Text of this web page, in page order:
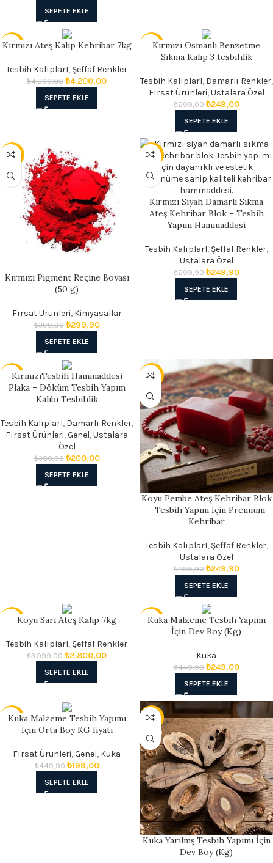
SEPETE EKLE
- 13%
Kırmızı Ateş Kalıp Kehribar 7kg
Tesbih KalıplarI, Şeffaf Renkler
₺4.800,00 ₺4.200,00
SEPETE EKLE
- 17%Kırmızı Osmanlı Benzetme
Sıkma Kalıp 3 tesbihlik
Tesbih KalıplarI, Damarlı Renkler,
Fırsat Ürünleri,Ustalara Özel
₺299,00 ₺249,00
SEPETE EKLE
- 25%
Kırmızı Pigment Reçine Boyası
(50 g)
Fırsat Ürünleri, Kimyasallar
₺399,90 ₺299,90
SEPETE EKLE
- 17%
Kırmızı Siyah Damarlı Sıkma
Ateş Kehribar Blok – Tesbih
Yapım Hammaddesi
Tesbih KalıplarI, Şeffaf Renkler,
Ustalara Özel
₺299,90 ₺249,90
SEPETE EKLE
- 50%
KırmızıTesbih Hammaddesi
Plaka – Döküm Tesbih Yapım
Kalıbı Tesbihlik
Tesbih KalıplarI, Damarlı Renkler,
Fırsat Ürünleri,Genel,Ustalara
Özel
₺399,90 ₺200,00
SEPETE EKLE
- 17%
Koyu Pembe Ateş Kehribar Blok
– Tesbih Yapım İçin Premium
Kehribar
Tesbih KalıplarI, Şeffaf Renkler,
Ustalara Özel
₺299,90 ₺249,90
SEPETE EKLE
- 30%Koyu Sarı Ateş Kalıp 7kg
Tesbih KalıplarI, Şeffaf Renkler
₺3.999,00 ₺2.800,00
SEPETE EKLE
- 45%
Kuka Malzeme Tesbih Yapımı
İçin Dev Boy (Kg)
Kuka
₺449,90 ₺249,00
SEPETE EKLE
- 56%
Kuka Malzeme Tesbih Yapımı
İçin Orta Boy KG fiyatı
Fırsat Ürünleri,Genel, Kuka
₺449,90 ₺199,00
SEPETE EKLE
- 51%
Kuka Yarılmş Tesbih Yapımı İçin
Dev Boy (Kg)